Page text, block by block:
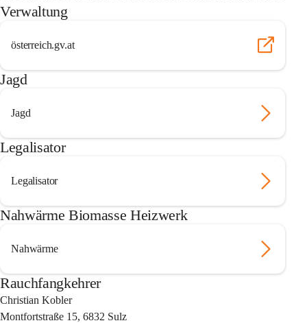
Verwaltung
österreich.gv.at
Jagd
Jagd
Legalisator
Legalisator
Nahwärme Biomasse Heizwerk
Nahwärme
Rauchfangkehrer
Christian Kobler
Montfortstraße 15, 6832 Sulz